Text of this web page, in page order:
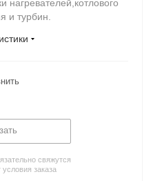
нагревателей,котлового
и турбин.
свяжутся
заказа